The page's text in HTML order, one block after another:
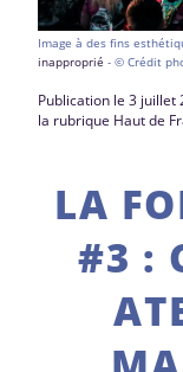
Image à des fins
inapproprié - © Crédit
Publication le 3 juillet
la rubrique Haut de
LA
#3 :